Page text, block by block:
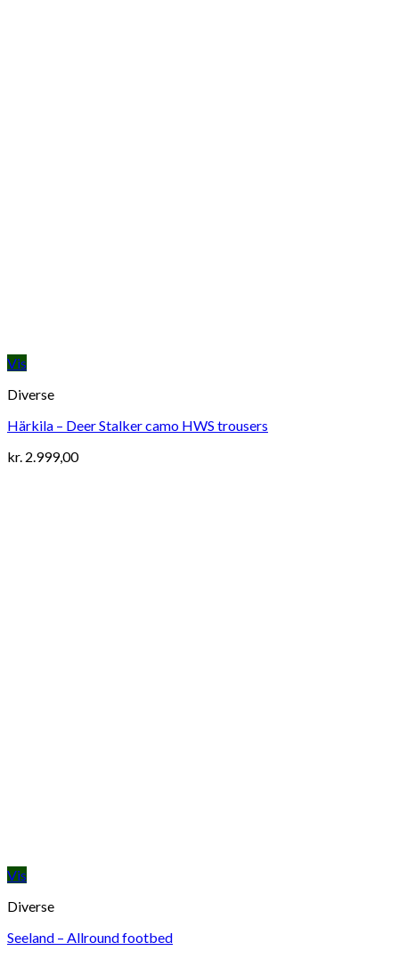
Vis
Diverse
Härkila – Deer Stalker camo HWS trousers
kr. 2.999,00
Vis
Diverse
Seeland – Allround footbed